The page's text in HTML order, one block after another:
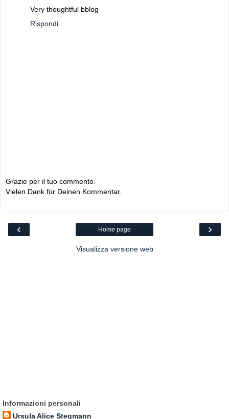
Very thoughtful bblog
Rispondi
Grazie per il tuo commento.
Vielen Dank für Deinen Kommentar.
‹ ›
Home page
Visualizza versione web
Informazioni personali
Ursula Alice Stegmann